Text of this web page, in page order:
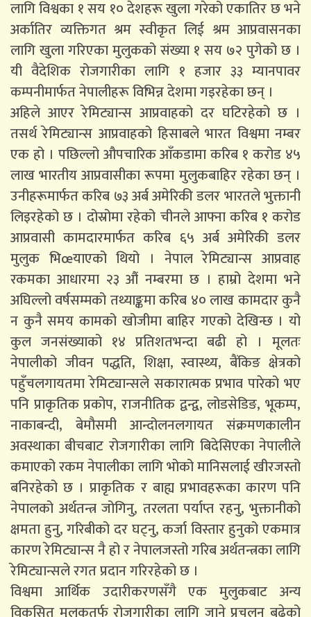
लागि विश्वका १ सय १० देशहरू खुला गरेको एकातिर छ भने
अर्कातिर व्यक्तिगत श्रम स्वीकृत लिई श्रम आप्रवासनका
लागि खुला गरिएका मुलुकको संख्या १ सय ७२ पुगेको छ ।
यी वैदेशिक रोजगारीका लागि १ हजार ३३ म्यानपावर
कम्पनीमार्फत नेपालीहरू विभिन्न देशमा गइरहेका छन् ।
अहिले आएर रेमिट्यान्स आप्रवाहको दर घटिरहेको छ ।
तसर्थ रेमिट्यान्स आप्रवाहको हिसाबले भारत विश्वमा नम्बर
एक हो । पछिल्लो औपचारिक आँकडामा करिब १ करोड ४५
लाख भारतीय आप्रवासीका रूपमा मुलुकबाहिर रहेका छन् ।
उनीहरूमार्फत करिब ७३ अर्ब अमेरिकी डलर भारतले भुक्तानी
लिइरहेको छ । दोस्रोमा रहेको चीनले आफ्ना करिब १ करोड
आप्रवासी कामदारमार्फत करिब ६५ अर्ब अमेरिकी डलर
मुलुक भिœयाएको थियो । नेपाल रेमिट्यान्स आप्रवाह
रकमका आधारमा २३ औं नम्बरमा छ । हाम्रो देशमा भने
अघिल्लो वर्षसम्मको तथ्याङ्कमा करिब ४० लाख कामदार कुनै
न कुनै समय कामको खोजीमा बाहिर गएको देखिन्छ । यो
कुल जनसंख्याको १४ प्रतिशतभन्दा बढी हो । मूलतः
नेपालीको जीवन पद्धति, शिक्षा, स्वास्थ्य, बैंकिङ क्षेत्रको
पहुँचलगायतमा रेमिट्यान्सले सकारात्मक प्रभाव पारेको भए
पनि प्राकृतिक प्रकोप, राजनीतिक द्वन्द्व, लोडसेडिङ, भूकम्प,
नाकाबन्दी, बेमौसमी आन्दोलनलगायत संक्रमणकालीन
अवस्थाका बीचबाट रोजगारीका लागि बिदेसिएका नेपालीले
कमाएको रकम नेपालीका लागि भोको मानिसलाई खीरजस्तो
बनिरहेको छ । प्राकृतिक र बाह्य प्रभावहरूका कारण पनि
नेपालको अर्थतन्त्र जोगिनु, तरलता पर्याप्त रहनु, भुक्तानीको
क्षमता हुनु, गरिबीको दर घट्नु, कर्जा विस्तार हुनुको एकमात्र
कारण रेमिट्यान्स नै हो र नेपालजस्तो गरिब अर्थतन्त्रका लागि
रेमिट्यान्सले रगत प्रदान गरिरहेको छ ।
विश्वमा आर्थिक उदारीकरणसँगै एक मुलुकबाट अन्य